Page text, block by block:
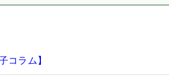
コラム】